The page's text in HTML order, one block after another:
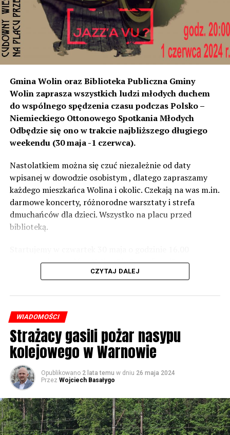
poziom dźwięku co tam. Sprawdzałyśmy, że odległość
naszych nieruchomości od drogi jest taka sama, a nawet
w stosunku do niektórych mniejsza niż tych, które są na
początku miejscowości chronione ekranami – mówi
Jolanta Podhajska.
Przedstawiciel GDDKiA mówi, że po roku od oddania
inwestycji będzie przeprowadzona ponowna analiza
hałasu, jeśli decybeli będzie więcej niż sądzono –
wówczas ekrany zostaną zamontowane.
– Jeżeli wyjdzie na to, że są przekroczone normy, to
zabezpieczeń. Dopóki nie będzie tych przekroczonych
norm dopuszczalnego hałasu, no to nie możemy nic
zrobić. Tam są odpowiednie normy – 61 i 56 decybeli –
zaznacza.
Foto: Wojciech Basałygo
Gmina Wolin oraz Biblioteka Publiczna Gminy
Wolin zaprasza wszystkich ludzi młodych duchem
do wspólnego spędzenia czasu podczas Polsko –
Niemieckiego Ottonowego Spotkania Młodych
Odbędzie się ono w trakcie najbliższego długiego
weekendu (30 maja -1 czerwca).
Nastolatkiem można się czuć niezależnie od daty
wpisanej w dowodzie osobistym , dlatego zapraszamy
każdego mieszkańca Wolina i okolic. Czekają na was m.in.
darmowe koncerty, różnorodne warsztaty i strefa
dmuchańców dla dzieci. Wszystko na placu przed
biblioteką.
występami zespołów „Yellow” i „Specyficzni”.
CZYTAJ DALEJ
WIADOMOŚCI
Strażacy gasili pożar nasypu
kolejowego w Warnowie
Opublikowano 2 lata temu w dniu 26 maja 2024
Przez Wojciech Basałygo